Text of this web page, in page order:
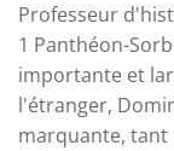
Professeur
1 Panthéon-
importante et
l'étranger,
marquante, tant